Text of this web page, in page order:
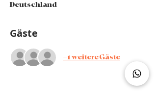
Deutschland
Gäste
+1 weitere Gäste